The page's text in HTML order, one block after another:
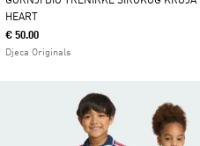
HEART
€ 50.00
Djeca Originals